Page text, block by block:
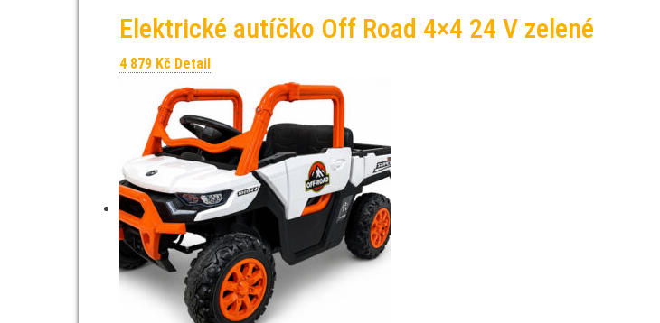
Elektrické autíčko Off Road 4×4 24 V zelené
4 879 Kč Detail